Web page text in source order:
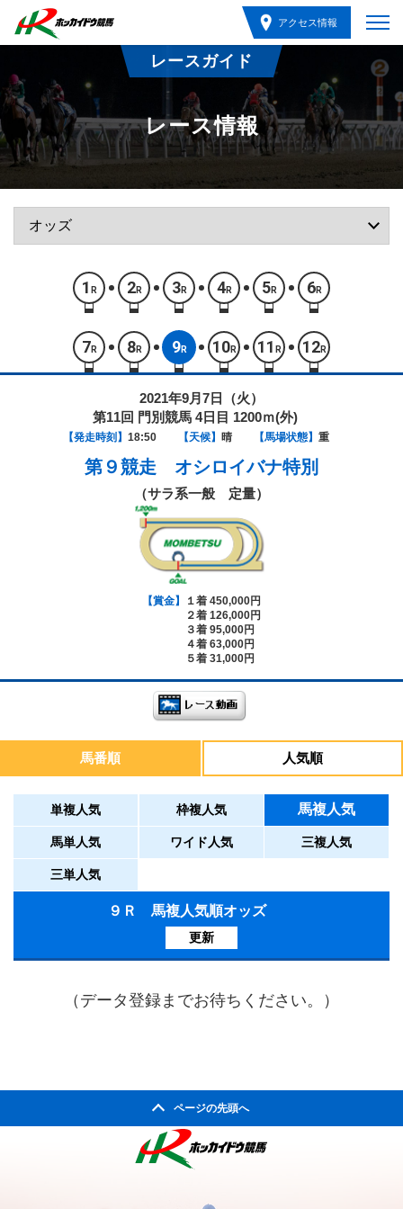
アクセス情報
レースガイド
レース情報
1 R 2R 3R 4R 5R 6R
7 R 8R 9R 10R 11 R 12R
2021年9月7日（火）
第11回 門別競馬 4日目 1200ｍ(外)
【発走時刻】 18:50 【天候】 晴 【馬場状態】 重
第９競走 オシロイバナ特別
（サラ系一般 定量）
【賞金】
１着 450,000円
２着 126,000円
３着 95,000円
４着 63,000円
５着 31,000円
馬番順 人気順
単複人気 枠複人気 馬複人気
馬単人気 ワイド人気 三複人気
三単人気
９Ｒ 馬複人気順オッズ
更新
（データ登録までお待ちください。）
ページの先頭へ